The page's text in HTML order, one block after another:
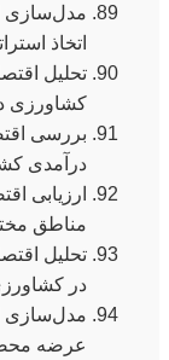
مدل‌سازی
اتخاذ
تحلیل
کشاورزی
بررسی
درآمدی
ارزیابی
مناطق
تحلیل
در
مدل‌سازی
عرضه